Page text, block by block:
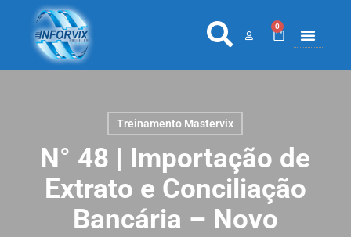
0
Treinamento Mastervix
N° 48 | Importação de
Extrato e Conciliação
Bancária – Novo